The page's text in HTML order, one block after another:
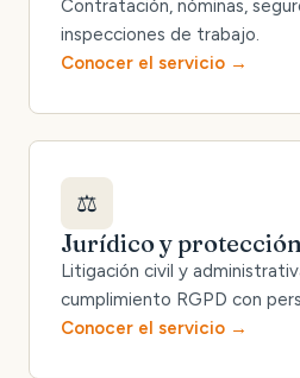
Contratación, nóminas,
inspecciones de trabajo.
Conocer el servicio
⚖️
Jurídico y
Litigación civil y
cumplimiento RGPD con
Conocer el servicio